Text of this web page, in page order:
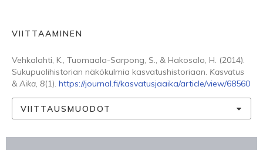
VIITTAAMINEN
Vehkalahti, K., Tuomaala-Sarpong, S., & Hakosalo, H. (2014).
Sukupuolihistorian näkökulmia kasvatushistoriaan. Kasvatus
& Aika, 8(1). https://journal.fi/kasvatusjaaika/article/view/68560
VIITTAUSMUODOT